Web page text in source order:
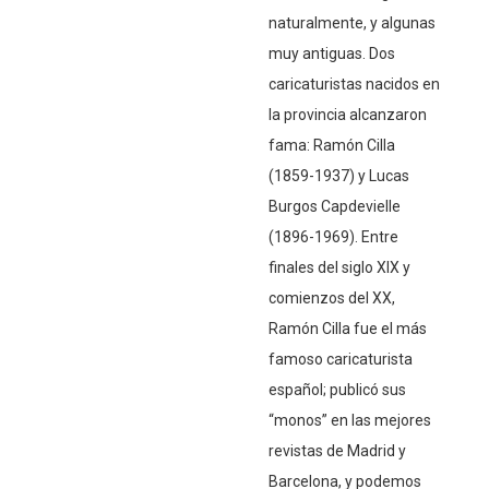
naturalmente, y algunas
muy antiguas. Dos
caricaturistas nacidos en
la provincia alcanzaron
fama: Ramón Cilla
(1859-1937) y Lucas
Burgos Capdevielle
(1896-1969). Entre
finales del siglo XIX y
comienzos del XX,
Ramón Cilla fue el más
famoso caricaturista
español; publicó sus
“monos” en las mejores
revistas de Madrid y
Barcelona, y podemos